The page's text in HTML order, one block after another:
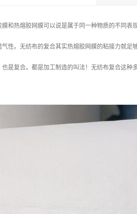
和热熔胶网膜可以说是属于同一种物质的不同
性。无纺布的复合其实热熔胶网膜的粘接力就足够
是复合。都是加工制造的叫法！无纺布复合这